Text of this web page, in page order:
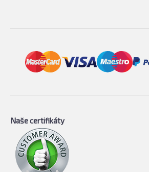
Naše certifikáty